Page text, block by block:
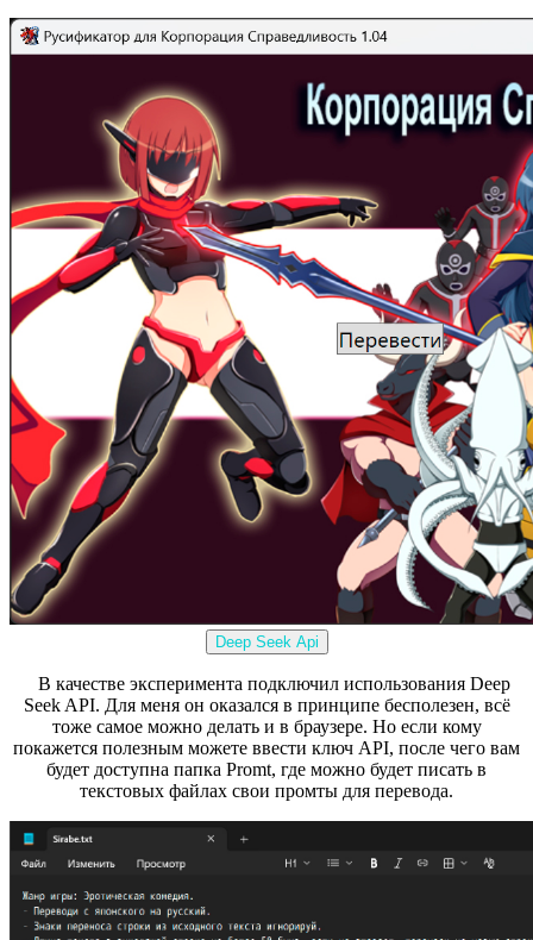
Deep Seek Api
В качестве эксперимента подключил использования Deep
Seek API. Для меня он оказался в принципе бесполезен, всё
тоже самое можно делать и в браузере. Но если кому
покажется полезным можете ввести ключ API, после чего вам
будет доступна папка Promt, где можно будет писать в
текстовых файлах свои промты для перевода.